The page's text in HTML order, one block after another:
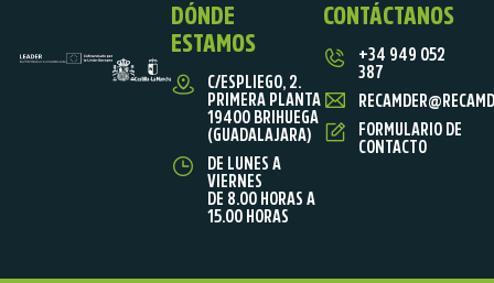
DÓNDE
ESTAMOS
C/ESPLIEGO, 2.
PRIMERA PLANTA
19400 BRIHUEGA
(GUADALAJARA)
DE LUNES A
VIERNES
DE 8.00 HORAS A
15.00 HORAS
CONTÁCTANOS
+34 949 052
387
FORMULARIO DE
CONTACTO